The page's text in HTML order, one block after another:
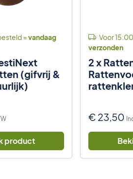
=vandaag
(gifvrij &
product
Voor
verzonden
2 x
€ 23,50